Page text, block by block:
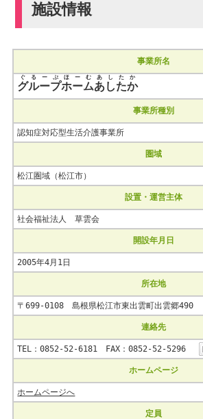
施設情報
事業所名
グループホームあしたか
ぐるーぷほーむあしたか
事業所種別
認知症対応型生活介護事業所
圏域
松江圏域（松江市）
設置・運営主体
社会福祉法人 草雲会
開設年月日
2005年4月1日
所在地
〒699-0108 島根県松江市東出雲町出雲郷490
連絡先
TEL：0852-52-6181 FAX：0852-52-5296
ホームページ
ホームページへ
定員